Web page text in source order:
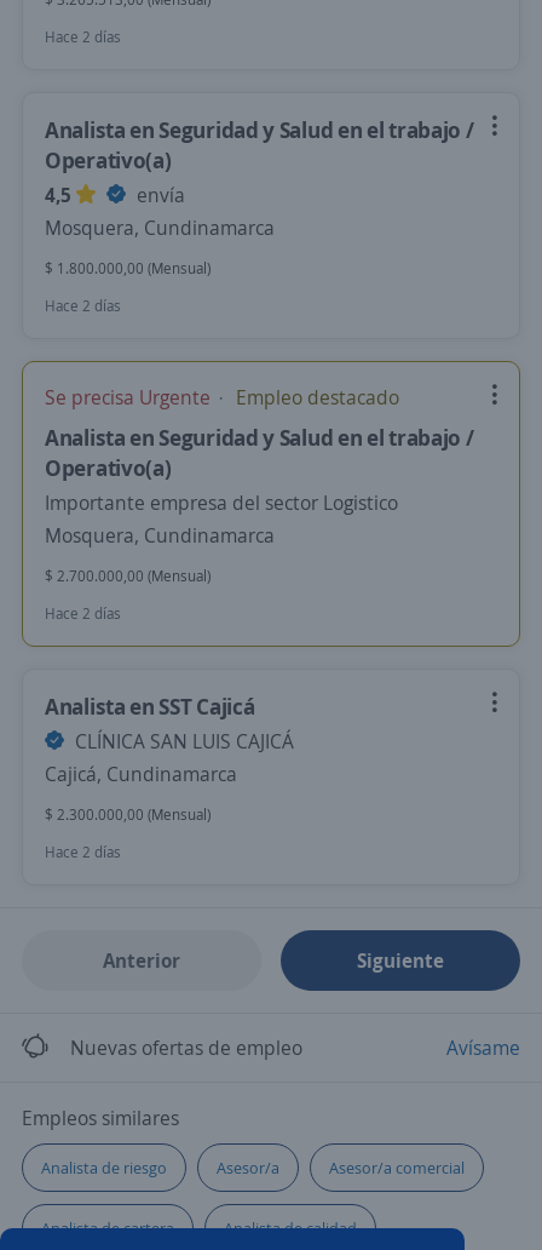
Hace 2 días
Analista en Seguridad y Salud en el trabajo /
Operativo(a)
4,5
envía
Mosquera, Cundinamarca
$ 1.800.000,00 (Mensual)
Hace 2 días
Se precisa Urgente Empleo destacado
Analista en Seguridad y Salud en el trabajo /
Operativo(a)
Importante empresa del sector Logistico
Mosquera, Cundinamarca
$ 2.700.000,00 (Mensual)
Hace 2 días
Analista en SST Cajicá
CLÍNICA SAN LUIS CAJICÁ
Cajicá, Cundinamarca
$ 2.300.000,00 (Mensual)
Hace 2 días
Anterior Siguiente
Nuevas ofertas de empleo Avísame
Empleos similares
Analista de riesgo Asesor/a Asesor/a comercial
Analista de cartera Analista de calidad